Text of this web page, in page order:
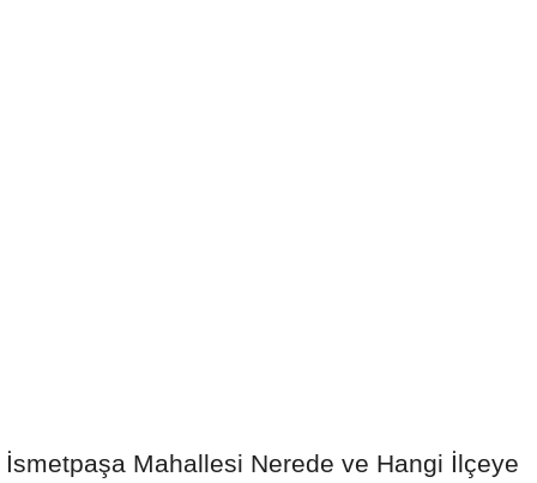
İsmetpaşa Mahallesi Nerede ve Hangi İlçeye